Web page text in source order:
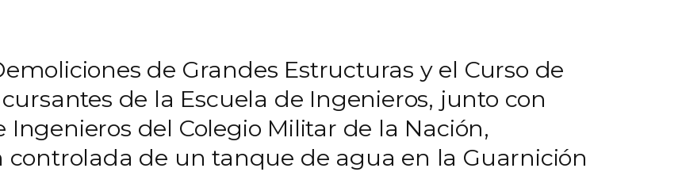
de Grandes Estructuras y el Curso de
de la Escuela de Ingenieros, junto con
del Colegio Militar de la Nación,
controlada de un tanque de agua en la Guarnición